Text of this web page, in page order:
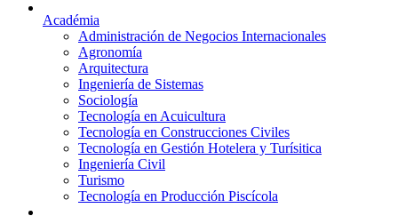
Académia
Administración de Negocios Internacionales
Agronomía
Arquitectura
Ingeniería de Sistemas
Sociología
Tecnología en Acuicultura
Tecnología en Construcciones Civiles
Tecnología en Gestión Hotelera y Turísitica
Ingeniería Civil
Turismo
Tecnología en Producción Piscícola